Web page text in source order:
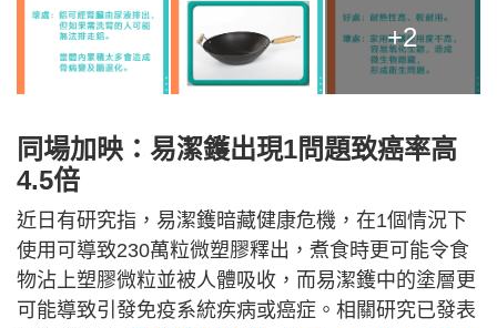
+2
同場加映：易潔鑊出現1問題致癌率高
4.5倍
近日有研究指，易潔鑊暗藏健康危機，在1個情況下
使用可導致230萬粒微塑膠釋出，煮食時更可能令食
物沾上塑膠微粒並被人體吸收，而易潔鑊中的塗層更
可能導致引發免疫系統疾病或癌症。相關研究已發表